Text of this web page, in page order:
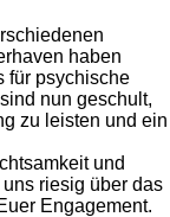
haben
für psychische
nun geschult,
zu leisten und ein
und
riesig über das
Engagement.